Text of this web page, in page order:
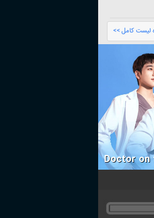
لیست کامل >>
Doctor on